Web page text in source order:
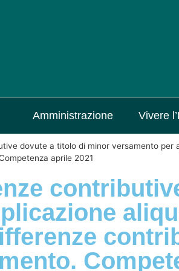
Amministrazione Vivere
dovute a titolo di minor versamento
aprile 2021